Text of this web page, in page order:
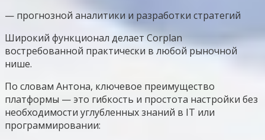
— прогнозной аналитики и разработки стратегий
Широкий функционал делает Corplan
востребованной практически в любой рыночной
нише.
По словам Антона, ключевое преимущество
платформы — это гибкость и простота настройки без
необходимости углубленных знаний в IT или
программировании: